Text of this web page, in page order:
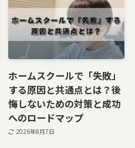
ホームスクールで「失敗」
する原因と共通点とは？後
悔しないための対策と成功
へのロードマップ
2026年8月7日